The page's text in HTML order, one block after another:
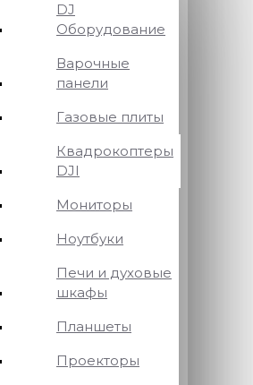
DJ
Оборудование
Варочные
панели
Газовые плиты
Квадрокоптеры
DJI
Мониторы
Ноутбуки
Печи и духовые
шкафы
Планшеты
Проекторы